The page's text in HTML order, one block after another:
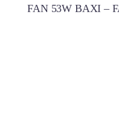
FAN 53W BAXI –